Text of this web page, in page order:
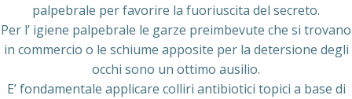
palpebrale per favorire la fuoriuscita del secreto.
Per l’ igiene palpebrale le garze preimbevute che si trovano
in commercio o le schiume apposite per la detersione degli
occhi sono un ottimo ausilio.
E’ fondamentale applicare colliri antibiotici topici a base di